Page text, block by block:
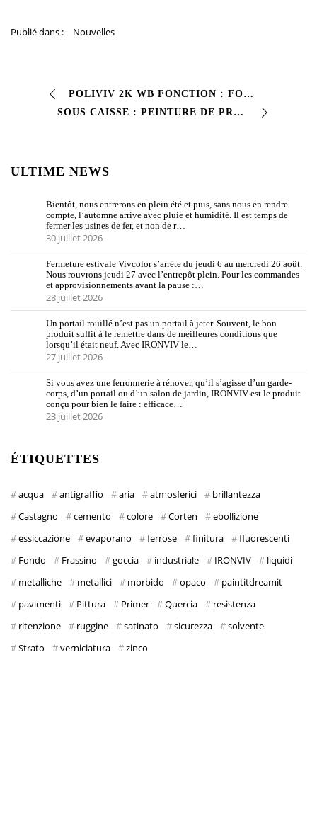
Publié dans : Nouvelles
POLIVIV 2K WB FONCTION : FOND POLYESTER BI-COMPOSANT À BASE D’EAU À HAUT POUVOIR COUVRANT Cette couche de fond polyester bi-composant diluable à l’eau garantit un excellent…
SOUS CAISSE : PEINTURE DE PROTECTION ANTI PIERRE POUR SOUS CAISSE Ce revêtement de protection plastique à séchage rapide offre une protection complète des panneaux latéraux…
ULTIME NEWS
Bientôt, nous entrerons en plein été et puis, sans nous en rendre
compte, l’automne arrive avec pluie et humidité. Il est temps de
fermer les usines de fer, et non de r…
30 juillet 2026
Fermeture estivale Vivcolor s’arrête du jeudi 6 au mercredi 26 août.
Nous rouvrons jeudi 27 avec l’entrepôt plein. Pour les commandes
et approvisionnements avant la pause :…
28 juillet 2026
Un portail rouillé n’est pas un portail à jeter. Souvent, le bon
produit suffit à le remettre dans de meilleures conditions que
lorsqu’il était neuf. Avec IRONVIV le…
27 juillet 2026
Si vous avez une ferronnerie à rénover, qu’il s’agisse d’un garde-
corps, d’un portail ou d’un salon de jardin, IRONVIV est le produit
conçu pour bien le faire : efficace…
23 juillet 2026
ÉTIQUETTES
acqua antigraffio aria atmosferici
brillantezza
Castagno
cemento colore Corten
ebollizione
essiccazione
evaporano ferrose finitura
fluorescenti
Fondo
Frassino goccia industriale IRONVIV
liquidi
metalliche
metallici morbido opaco
paintitdreamit
pavimenti
Pittura Primer Quercia
resistenza
ritenzione
ruggine satinato sicurezza
solvente
Strato
verniciatura zinco